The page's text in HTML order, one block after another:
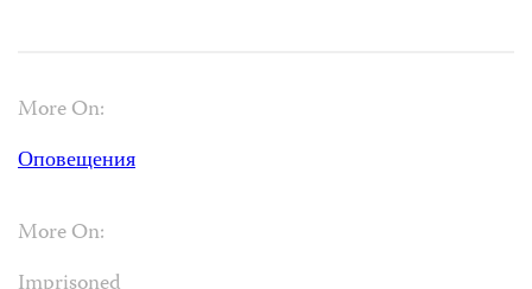
More On:
Оповещения
More On: